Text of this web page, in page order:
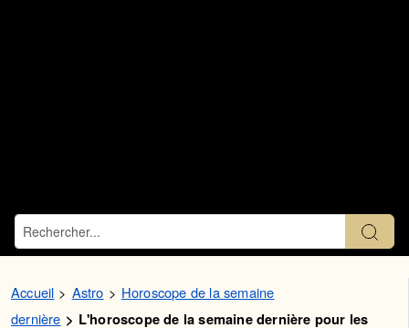
Accueil Astro
Horoscope de la semaine
dernière
L'horoscope de la semaine dernière pour les